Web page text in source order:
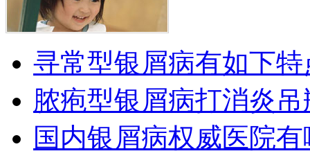
寻常型银屑病有如下特
脓疱型银屑病打消炎
国内银屑病权威医院